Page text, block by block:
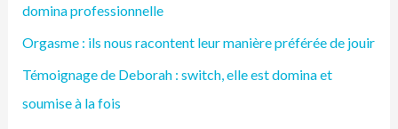
r
c
h
e
domina professionnelle
Orgasme : ils nous racontent leur manière préférée de jouir
Témoignage de Deborah : switch, elle est domina et
soumise à la fois